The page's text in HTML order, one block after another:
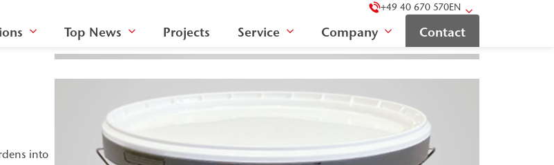
+49 40 670 570EN
Top News Projects Service Company Contact
into